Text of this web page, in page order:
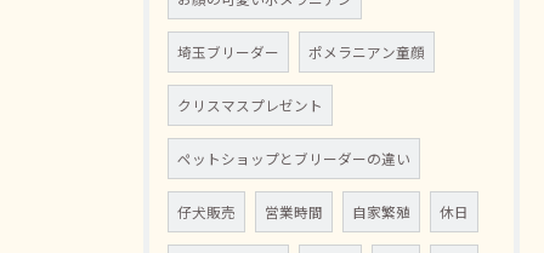
埼玉ブリーダー ポメラニアン童顔
クリスマスプレゼント
ペットショップとブリーダーの違い
仔犬販売 営業時間 自家繁殖 休日